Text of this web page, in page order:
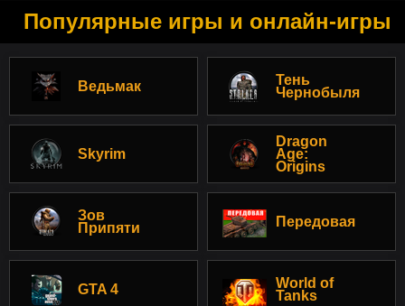
Популярные игры и онлайн-игры
Ведьмак
Тень
Чернобыля
Skyrim
Dragon
Age:
Origins
Зов
Припяти
Передовая
GTA 4
World of
Tanks